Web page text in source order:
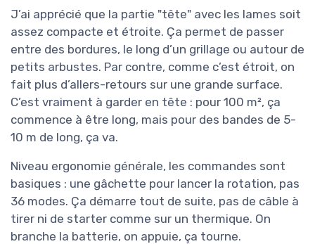
J’ai apprécié que la partie "tête" avec les lames soit
assez compacte et étroite. Ça permet de passer
entre des bordures, le long d’un grillage ou autour de
petits arbustes. Par contre, comme c’est étroit, on
fait plus d’allers-retours sur une grande surface.
C’est vraiment à garder en tête : pour 100 m², ça
commence à être long, mais pour des bandes de 5-
10 m de long, ça va.
Niveau ergonomie générale, les commandes sont
basiques : une gâchette pour lancer la rotation, pas
36 modes. Ça démarre tout de suite, pas de câble à
tirer ni de starter comme sur un thermique. On
branche la batterie, on appuie, ça tourne.